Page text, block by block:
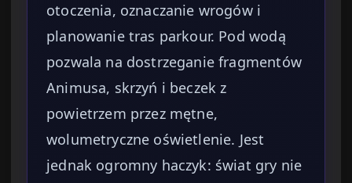
otoczenia, oznaczanie wrogów i
planowanie tras parkour. Pod wodą
pozwala na dostrzeganie fragmentów
Animusa, skrzyń i beczek z
powietrzem przez mętne,
wolumetryczne oświetlenie. Jest
jednak ogromny haczyk: świat gry nie